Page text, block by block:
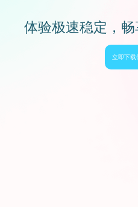
体验极速稳定，畅
立即下载